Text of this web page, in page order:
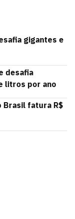
gigantes e
desafia
litros por ano
Brasil fatura R$